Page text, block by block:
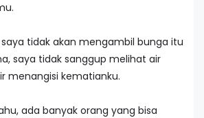
tidak akan mengambil bunga itu
saya tidak sanggup melihat air
menangisi kematianku.
ada banyak orang yang bisa